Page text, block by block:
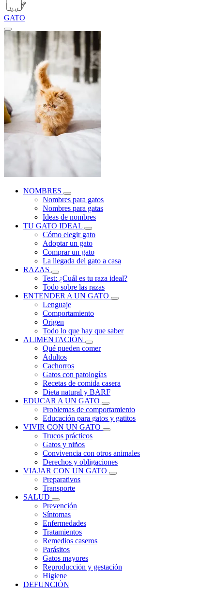
GATO
NOMBRES
Nombres para gatos
Nombres para gatas
Ideas de nombres
TU GATO IDEAL
Cómo elegir gato
Adoptar un gato
Comprar un gato
La llegada del gato a casa
RAZAS
Test: ¿Cuál es tu raza ideal?
Todo sobre las razas
ENTENDER A UN GATO
Lenguaje
Comportamiento
Origen
Todo lo que hay que saber
ALIMENTACIÓN
Qué pueden comer
Adultos
Cachorros
Gatos con patologías
Recetas de comida casera
Dieta natural y BARF
EDUCAR A UN GATO
Problemas de comportamiento
Educación para gatos y gatitos
VIVIR CON UN GATO
Trucos prácticos
Gatos y niños
Convivencia con otros animales
Derechos y obligaciones
VIAJAR CON UN GATO
Preparativos
Transporte
SALUD
Prevención
Síntomas
Enfermedades
Tratamientos
Remedios caseros
Parásitos
Gatos mayores
Reproducción y gestación
Higiene
DEFUNCIÓN